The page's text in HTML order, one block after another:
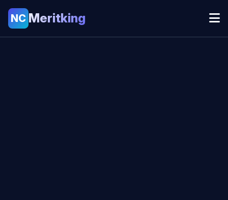
NC Meritking